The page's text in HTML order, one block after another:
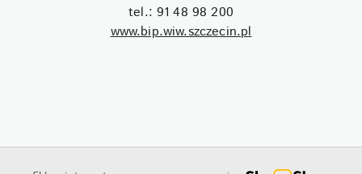
tel.: 91 48 98 200
www.bip.wiw.szczecin.pl